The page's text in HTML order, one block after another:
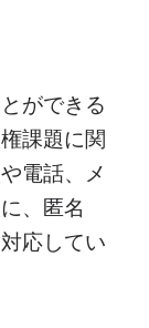
ができる
課題に関
電話、メ
、匿名
応してい